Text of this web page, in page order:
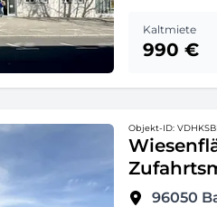
Kaltmiete
990 €
Objekt-ID:
96050